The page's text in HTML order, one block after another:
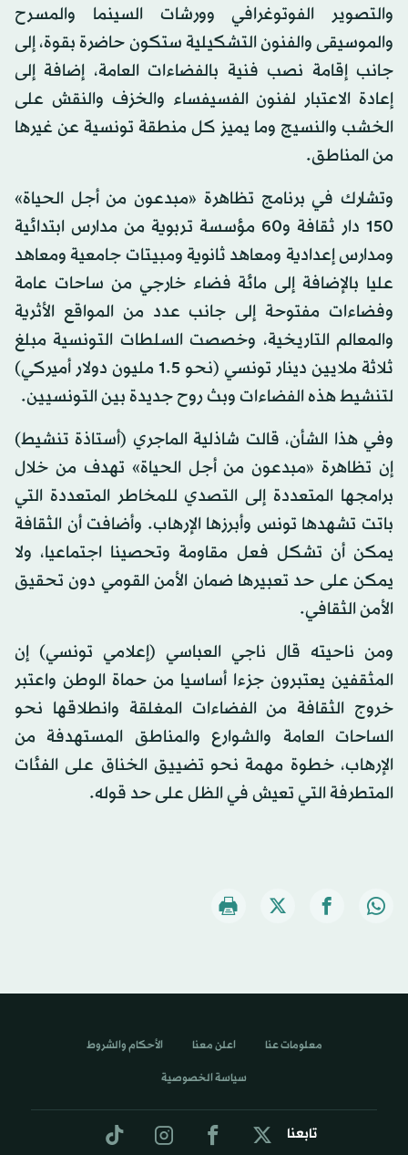
والتصوير الفوتوغرافي وورشات السينما والمسرح
والموسيقى والفنون التشكيلية ستكون حاضرة بقوة، إلى
جانب إقامة نصب فنية بالفضاءات العامة، إضافة إلى
إعادة الاعتبار لفنون الفسيفساء والخزف والنقش على
الخشب والنسيج وما يميز كل منطقة تونسية عن غيرها
من المناطق.
وتشارك في برنامج تظاهرة «مبدعون من أجل الحياة»
150 دار ثقافة و60 مؤسسة تربوية من مدارس ابتدائية
ومدارس إعدادية ومعاهد ثانوية ومبيتات جامعية ومعاهد
عليا بالإضافة إلى مائة فضاء خارجي من ساحات عامة
وفضاءات مفتوحة إلى جانب عدد من المواقع الأثرية
والمعالم التاريخية، وخصصت السلطات التونسية مبلغ
ثلاثة ملايين دينار تونسي (نحو 1.5 مليون دولار أميركي)
لتنشيط هذه الفضاءات وبث روح جديدة بين التونسيين.
وفي هذا الشأن، قالت شاذلية الماجري (أستاذة تنشيط)
إن تظاهرة «مبدعون من أجل الحياة» تهدف من خلال
برامجها المتعددة إلى التصدي للمخاطر المتعددة التي
باتت تشهدها تونس وأبرزها الإرهاب. وأضافت أن الثقافة
يمكن أن تشكل فعل مقاومة وتحصينا اجتماعيا، ولا
يمكن على حد تعبيرها ضمان الأمن القومي دون تحقيق
الأمن الثقافي.
ومن ناحيته قال ناجي العباسي (إعلامي تونسي) إن
المثقفين يعتبرون جزءا أساسيا من حماة الوطن واعتبر
خروج الثقافة من الفضاءات المغلقة وانطلاقها نحو
الساحات العامة والشوارع والمناطق المستهدفة من
الإرهاب، خطوة مهمة نحو تضييق الخناق على الفئات
المتطرفة التي تعيش في الظل على حد قوله.
تابعنا
معلومات عنا اعلن معنا الأحكام والشروط
سياسة الخصوصية